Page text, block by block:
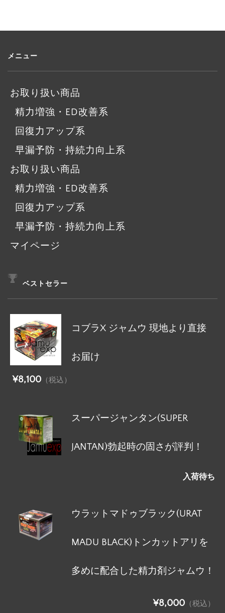
メニュー
お取り扱い商品
精力増強・ED改善系
回復力アップ系
早漏予防・持続力向上系
お取り扱い商品
精力増強・ED改善系
回復力アップ系
早漏予防・持続力向上系
マイページ
ベストセラー
コブラX ジャムウ 現地より直接
お届け
¥8,100 （税込）
スーパージャンタン(SUPER
JANTAN)勃起時の固さが評判！
入荷待ち
ウラットマドゥブラック(URAT
MADU BLACK)トンカットアリを
多めに配合した精力剤ジャムウ！
¥8,000 （税込）